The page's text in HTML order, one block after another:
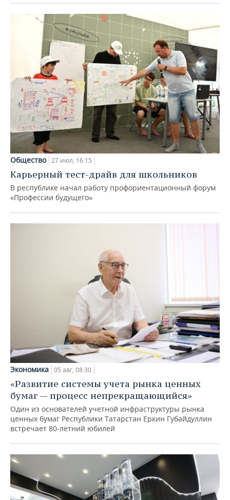
Общество 27 июл, 16:15
Карьерный тест-драйв для школьников
В республике начал работу профориентационный форум
«Профессии будущего»
Экономика 05 авг, 08:30
«Развитие системы учета рынка ценных
бумаг — процесс непрекращающийся»
Один из основателей учетной инфраструктуры рынка
ценных бумаг Республики Татарстан Еркин Губайдуллин
встречает 80-летний юбилей